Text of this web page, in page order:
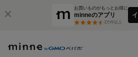
お買いものがもっとお得に
minneのアプリ
3万件以上